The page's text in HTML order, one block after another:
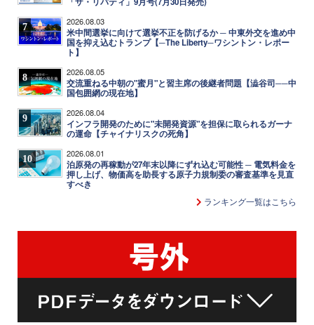
7 2026.08.03
米中間選挙に向けて選挙不正を防げるか ─ 中東外交を進め中
国を抑え込むトランプ【─The Liberty─ワシントン・レポー
ト】
8 2026.08.05
交流重ねる中朝の"蜜月"と習主席の後継者問題【澁谷司──中
国包囲網の現在地】
9 2026.08.04
インフラ開発のために"未開発資源"を担保に取られるガーナ
の運命【チャイナリスクの死角】
10 2026.08.01
泊原発の再稼動が27年末以降にずれ込む可能性 ─ 電気料金を
押し上げ、物価高を助長する原子力規制委の審査基準を見直
すべき
ランキング一覧はこちら